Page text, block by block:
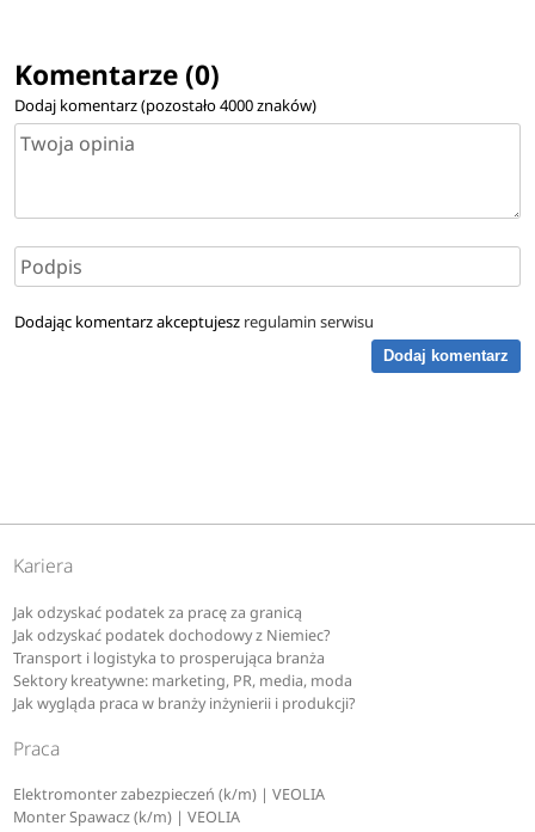
Komentarze (0)
Dodaj komentarz (pozostało4000znaków)
Dodając komentarz akceptujesz regulamin serwisu
Dodaj komentarz
Kariera
Jak odzyskać podatek za pracę za granicą
Jak odzyskać podatek dochodowy z Niemiec?
Transport i logistyka to prosperująca branża
Sektory kreatywne: marketing, PR, media, moda
Jak wygląda praca w branży inżynierii i produkcji?
Praca
Elektromonter zabezpieczeń (k/m) | VEOLIA
Monter Spawacz (k/m) | VEOLIA